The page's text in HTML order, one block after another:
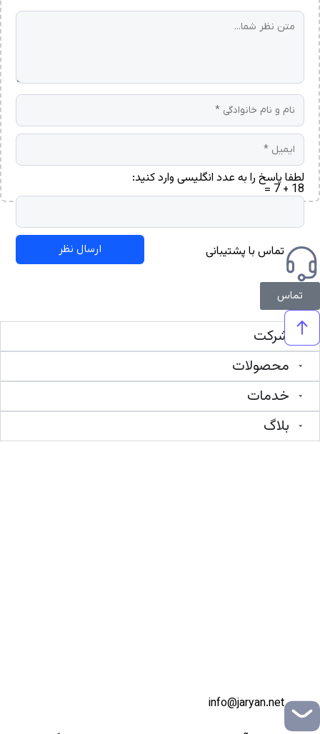
لطفا پاسخ را به عدد انگلیسی وارد کنید:
18 + 7 =
تماس با پشتیبانی
تماس
شرکت
محصولات
خدمات
بلاگ
info@jaryan.net